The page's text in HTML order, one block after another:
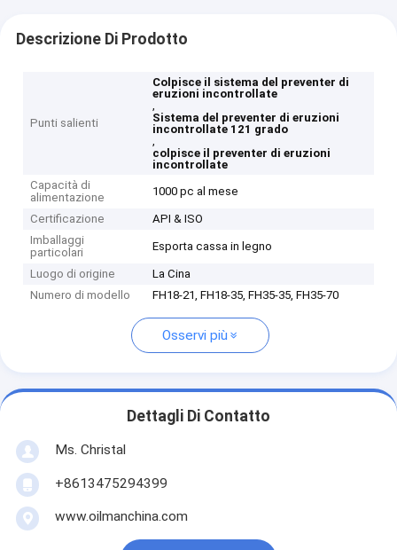
Descrizione Di Prodotto
Punti salienti
Colpisce il sistema del preventer di
eruzioni incontrollate
,
Sistema del preventer di eruzioni
incontrollate 121 grado
,
colpisce il preventer di eruzioni
incontrollate
Capacità di
alimentazione
1000 pc al mese
Certificazione
API & ISO
Imballaggi
particolari
Esporta cassa in legno
Luogo di origine
La Cina
Numero di modello
FH18-21, FH18-35, FH35-35, FH35-70
Osservi più
Dettagli Di Contatto
Ms. Christal
+8613475294399
www.oilmanchina.com